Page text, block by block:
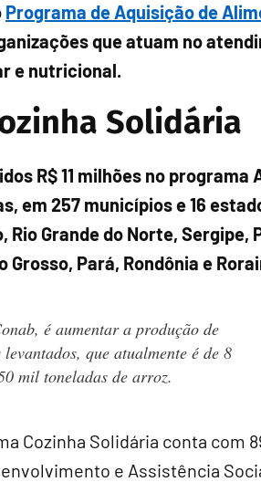
Programa de Aquisição de
que atuam no
e nutricional.
Solidária
R$ 11 milhões no programa
em 257 municípios e 16
Rio Grande do Norte, Sergipe,
Grosso, Pará, Rondônia e
é aumentar a produção de
que atualmente é de 8
mil toneladas de arroz.
Cozinha Solidária conta com
e Assistência